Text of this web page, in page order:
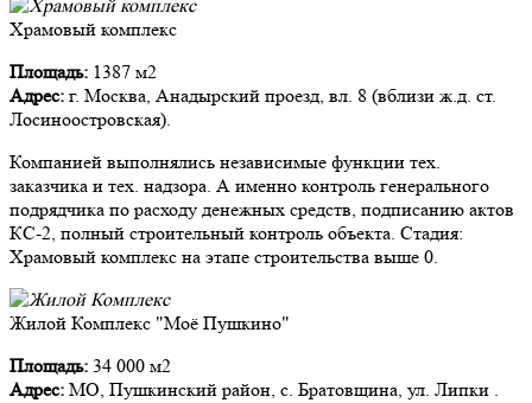
Храмовый комплекс
Площадь: 1387 м2
Адрес: г. Москва, Анадырский проезд, вл. 8 (вблизи ж.д. ст.
Лосиноостровская).
Компанией выполнялись независимые функции тех.
заказчика и тех. надзора. А именно контроль генерального
подрядчика по расходу денежных средств, подписанию актов
КС-2, полный строительный контроль объекта. Стадия:
Храмовый комплекс на этапе строительства выше 0.
Жилой Комплекс "Моё Пушкино"
Площадь: 34 000 м2
Адрес: МО, Пушкинский район, с. Братовщина, ул. Липки .